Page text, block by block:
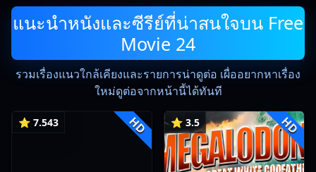
แนะนำหนังและซีรีย์ที่น่าสนใจบน Free
Movie 24
รวมเรื่องแนวใกล้เคียงและรายการน่าดูต่อ เผื่ออยากหาเรื่อง
ใหม่ดูต่อจากหน้านี้ได้ทันที
⭐ 7.543 HD ⭐ 3.5 HD